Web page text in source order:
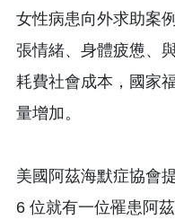
女性病患向外求助案
張情緒、身體疲憊、
耗費社會成本，國家
量增加。
美國阿茲海默症協會
6 位就有一位罹患阿